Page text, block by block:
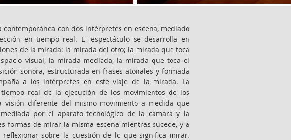
contemporánea con dos intérpretes en escena, mediado
en tiempo real. El espectáculo se desarrolla en
de la mirada: la mirada del otro; la mirada que toca
visual, la mirada mediada, la mirada que toca el
sonora, estructurada en frases atonales y formada
a los intérpretes en este viaje de la mirada. La
real de la ejecución de los movimientos de los
diferente del mismo movimiento a medida que
por el aparato tecnológico de la cámara y la
formas de mirar la misma escena mientras sucede, y a
sobre la cuestión de lo que significa mirar.